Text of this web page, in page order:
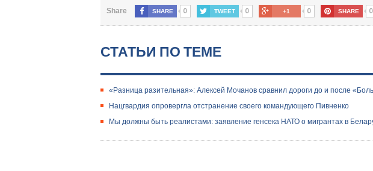
Share SHARE 0 TWEET 0 +1 0 SHARE 0
СТАТЬИ ПО ТЕМЕ
«Разница разительная»: Алексей Мочанов сравнил дороги до и после
Нацгвардия опровергла отстранение своего командующего Пивненко
Мы должны быть реалистами: заявление генсека НАТО о мигрантах в